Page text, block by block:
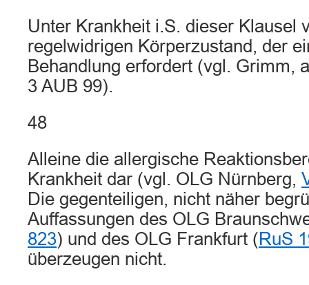
Unter Krankheit i.S. dieser Klausel
regelwidrigen Körperzustand, der
Behandlung erfordert (vgl. Grimm,
3 AUB 99).
48
Alleine die allergische
Krankheit dar (vgl. OLG Nürnberg,
Die gegenteiligen, nicht näher
Auffassungen des OLG
823) und des OLG Frankfurt (RuS
überzeugen nicht.